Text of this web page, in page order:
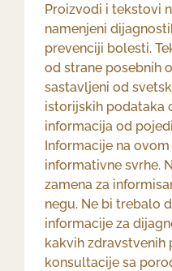
Proizvodi i tekstovi
namenjeni
prevenciji bolesti.
od strane posebnih
sastavljeni od
istorijskih podataka
informacija od
Informacije na
informativne svrhe.
zamena za
negu. Ne bi trebalo
informacije za
kakvih
konsultacije sa